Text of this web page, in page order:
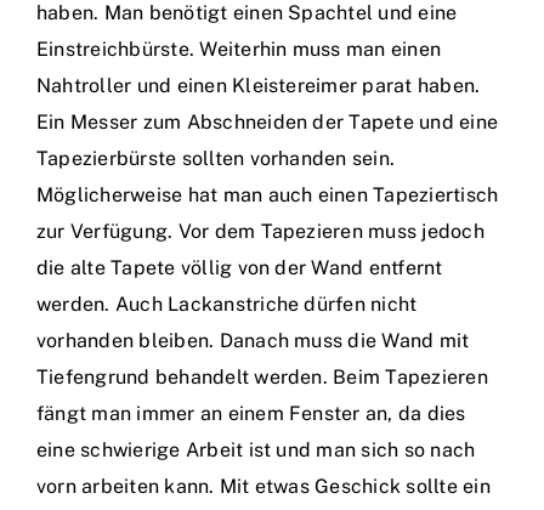
haben. Man benötigt einen Spachtel und eine
Einstreichbürste. Weiterhin muss man einen
Nahtroller und einen Kleistereimer parat haben.
Ein Messer zum Abschneiden der Tapete und eine
Tapezierbürste sollten vorhanden sein.
Möglicherweise hat man auch einen Tapeziertisch
zur Verfügung. Vor dem Tapezieren muss jedoch
die alte Tapete völlig von der Wand entfernt
werden. Auch Lackanstriche dürfen nicht
vorhanden bleiben. Danach muss die Wand mit
Tiefengrund behandelt werden. Beim Tapezieren
fängt man immer an einem Fenster an, da dies
eine schwierige Arbeit ist und man sich so nach
vorn arbeiten kann. Mit etwas Geschick sollte ein